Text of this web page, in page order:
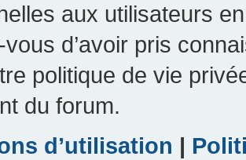
aux utilisateurs
d’avoir pris
politique de vie
du forum.
d’utilisation |